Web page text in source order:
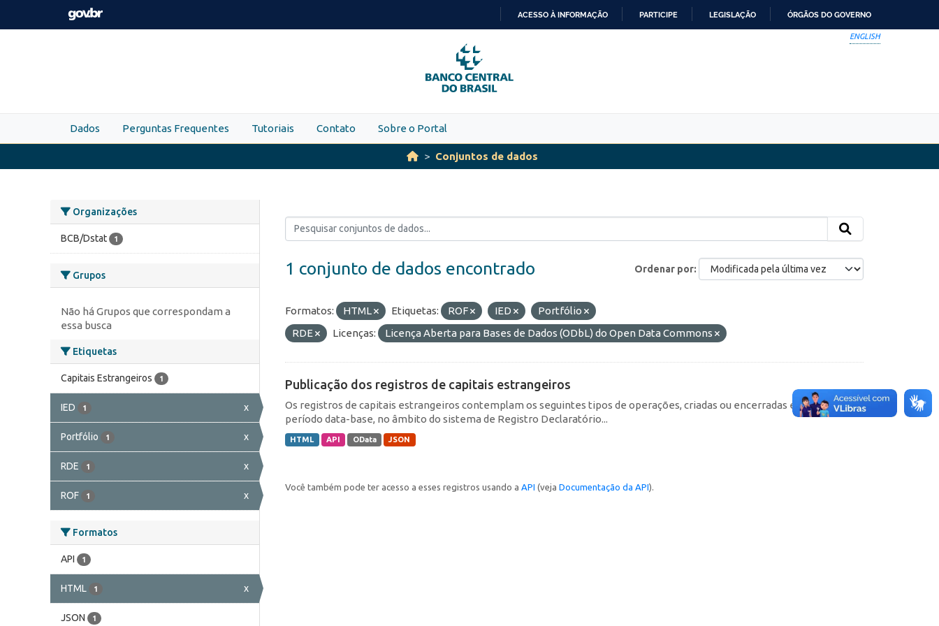
Skip to main content
PARA
O
CONTEÚDO
ACESSO À INFORMAÇÃO PARTICIPE LEGISLAÇÃO ÓRGÃOS DO GOVERNO
ENGLISH
Dados Perguntas Frequentes Tutoriais Contato Sobre o Portal
Conjuntos de dados
Organizações
BCB/Dstat 1
Grupos
Não há Grupos que correspondam a
essa busca
Etiquetas
Capitais Estrangeiros 1
IED 1 x
Portfólio 1 x
RDE 1 x
ROF 1 x
Formatos
API 1
HTML 1 x
JSON 1
Ordenar por
1 conjunto de dados encontrado
Formatos: HTML Etiquetas: ROF IED
Portfólio
RDE
Licenças: Licença Aberta para Bases de Dados (ODbL) do Open Data Commons
Publicação dos registros de capitais estrangeiros
Os registros de capitais estrangeiros contemplam os seguintes tipos de operações, criadas ou encerradas em cada
período data-base, no âmbito do sistema de Registro Declaratório...
HTML API OData JSON
Você também pode ter acesso a esses registros usando a API (veja Documentação da API).